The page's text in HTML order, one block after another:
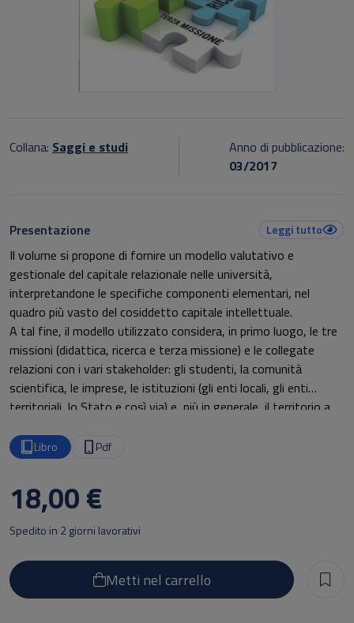
Collana: Saggi e studi
Anno di pubblicazione:
03/2017
Presentazione Leggi tutto
Il volume si propone di fornire un modello valutativo e
gestionale del capitale relazionale nelle università,
interpretandone le speci­fiche componenti elementari, nel
quadro più vasto del cosiddetto capitale intellettuale.
A tal fine, il modello utilizzato considera, in primo luogo, le tre
mis­sioni (didattica, ricerca e terza missione) e le collegate
relazioni con i vari stakeholder: gli studenti, la comunità
scientifica, le imprese, le istituzioni (gli enti locali, gli enti
territoriali, lo Stato e così via) e, più in generale, il territorio a
A partire dal suddetto modello “relazionale”, vengono
individuati i principali parametri (drivers) in grado di esprimere la
relazione; 2) l’even­tuale trasferimento di know-how; 3) la
il livello di soddisfazione degli attori coinvolti nella relazione; 5)
l’intensità e la stabilità della rela­zione; 6) le potenzialità di
sviluppo della relazione, tenendo conto degli ostacoli/vincoli e
delle opportunità interne ed esterne; 7) i co­sti diretti e indiretti
Libro Pdf
18,00 €
Metti nel carrello
Spedito in 2 giorni lavorativi